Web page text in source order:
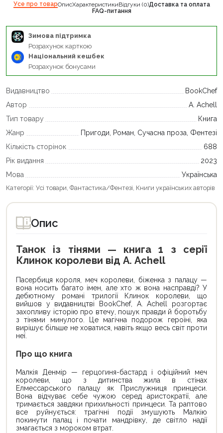
Усе про товарОписХарактеристикиВідгуки (0)Доставка та оплата
FAQ-питання
Зимова підтримка
Розрахунок карткою
Національний кешбек
Розрахунок бонусами
Видавництво
BookChef
Автор
А. Achell
Тип товару
Книга
Жанр
Пригоди, Роман, Сучасна проза, Фентезі
Кількість сторінок
688
Рік видання
2023
Мова
Українська
Категорії: Усі товари, Фантастика/Фентезі, Книги українських авторів
Опис
Танок із тінями — книга 1 з серії
Клинок королеви від А. Achell
Пасербиця короля, меч королеви, біженка з палацу —
вона носить багато імен, але хто ж вона насправді? У
дебютному романі трилогії Клинок королеви, що
вийшов у видавництві BookChef, А. Achell розгортає
захопливу історію про втечу, пошук правди й боротьбу
з тінями минулого. Це магічна подорож героїні, яка
вирішує більше не ховатися, навіть якщо весь світ проти
неї.
Про що книга
Малкія Денмір — герцогиня-бастард і офіційний меч
королеви, що з дитинства жила в стінах
Елмессарського палацу як Прислужниця принцеси.
Вона відчуває себе чужою серед аристократії, але
тримається завдяки прихильності принцеси. Та раптово
все руйнується: трагічні події змушують Малкію
покинути палац і почати мандрівку, де світло надії
змагається з мороком втрат.